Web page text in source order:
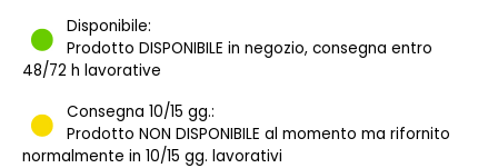
Disponibile:
Prodotto DISPONIBILE in negozio, consegna entro
48/72 h lavorative
Consegna 10/15 gg.:
Prodotto NON DISPONIBILE al momento ma rifornito
normalmente in 10/15 gg. lavorativi